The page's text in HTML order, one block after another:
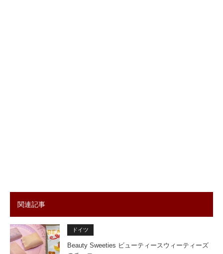
関連記事
ドイツ
Beauty Sweeties ビューティースウィーティーズ